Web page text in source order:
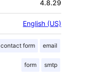
4.8.29
English (US)
contact form email
form smtp